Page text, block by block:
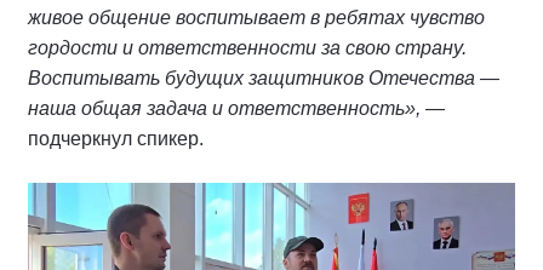
живое общение воспитывает в ребятах чувство
гордости и ответственности за свою страну.
Воспитывать будущих защитников Отечества —
наша общая задача и ответственность», —
подчеркнул спикер.